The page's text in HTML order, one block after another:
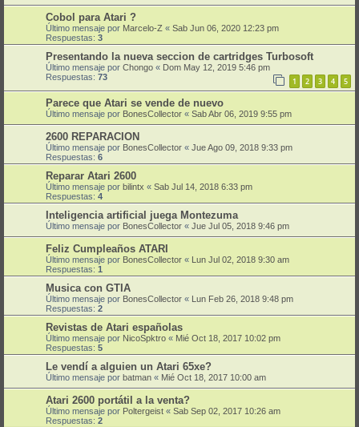
Cobol para Atari ?
Último mensaje por Marcelo-Z « Sab Jun 06, 2020 12:23 pm
Respuestas: 3
Presentando la nueva seccion de cartridges Turbosoft
Último mensaje por Chongo « Dom May 12, 2019 5:46 pm
Respuestas: 73 1 2 3 4 5
Parece que Atari se vende de nuevo
Último mensaje por BonesCollector « Sab Abr 06, 2019 9:55 pm
2600 REPARACION
Último mensaje por BonesCollector « Jue Ago 09, 2018 9:33 pm
Respuestas: 6
Reparar Atari 2600
Último mensaje por bilintx « Sab Jul 14, 2018 6:33 pm
Respuestas: 4
Inteligencia artificial juega Montezuma
Último mensaje por BonesCollector « Jue Jul 05, 2018 9:46 pm
Feliz Cumpleaños ATARI
Último mensaje por BonesCollector « Lun Jul 02, 2018 9:30 am
Respuestas: 1
Musica con GTIA
Último mensaje por BonesCollector « Lun Feb 26, 2018 9:48 pm
Respuestas: 2
Revistas de Atari españolas
Último mensaje por NicoSpktro « Mié Oct 18, 2017 10:02 pm
Respuestas: 5
Le vendí a alguien un Atari 65xe?
Último mensaje por batman « Mié Oct 18, 2017 10:00 am
Atari 2600 portátil a la venta?
Último mensaje por Poltergeist « Sab Sep 02, 2017 10:26 am
Respuestas: 2